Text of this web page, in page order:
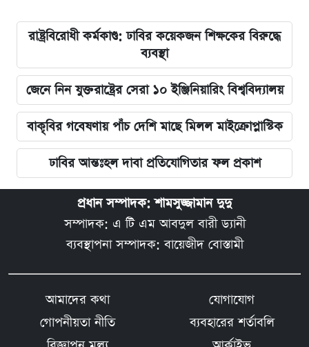
রাষ্ট্রবিরোধী কর্মকাণ্ড: ঢাবির কয়েকজন শিক্ষকের বিরুদ্ধে
ব্যবস্থা
জেনে নিন যুক্তরাষ্ট্রের সেরা ১০ ইঞ্জিনিয়ারিং বিশ্ববিদ্যালয়
বাকৃবির গবেষণায় পাঁচ দেশি মাছে মিলল মাইক্রোপ্লাস্টিক
ঢাবির আন্তঃহল দাবা প্রতিযোগিতার ফল প্রকাশ
প্রধান সম্পাদক: শামসুজ্জামান দুদু
সম্পাদক: এ টি এম আবদুল বারী ড্যানী
ব্যবস্থাপনা সম্পাদক: বায়েজীদ বোস্তামী
আমাদের কথা
যোগাযোগ
গোপনীয়তা নীতি
ব্যবহারের শর্তাবলি